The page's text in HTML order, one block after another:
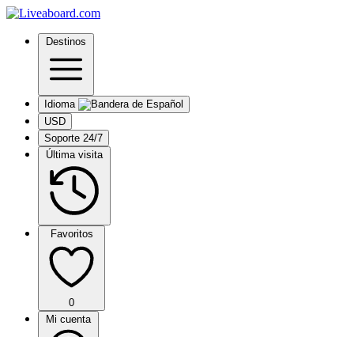
Destinos
Idioma
USD
Soporte 24/7
Última visita
Favoritos
0
Mi cuenta